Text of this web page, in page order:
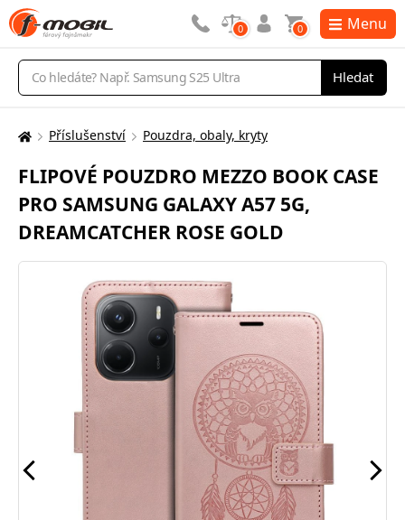
Vyhledávání
Hledat
0 0 Menu
Zde
nacházíte:
Příslušenství Pouzdra, obaly, kryty
FLIPOVÉ POUZDRO MEZZO BOOK CASE
PRO SAMSUNG GALAXY A57 5G,
DREAMCATCHER ROSE GOLD